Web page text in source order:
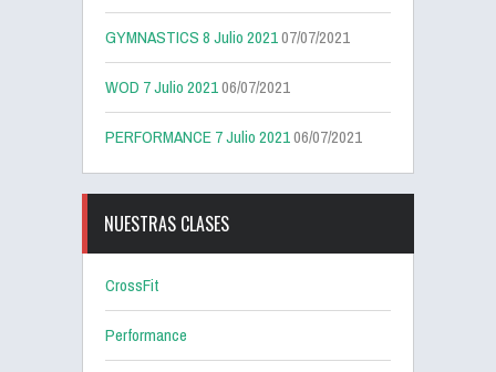
GYMNASTICS 8 Julio 202107/07/2021
WOD 7 Julio 202106/07/2021
PERFORMANCE 7 Julio 202106/07/2021
NUESTRAS CLASES
CrossFit
Performance